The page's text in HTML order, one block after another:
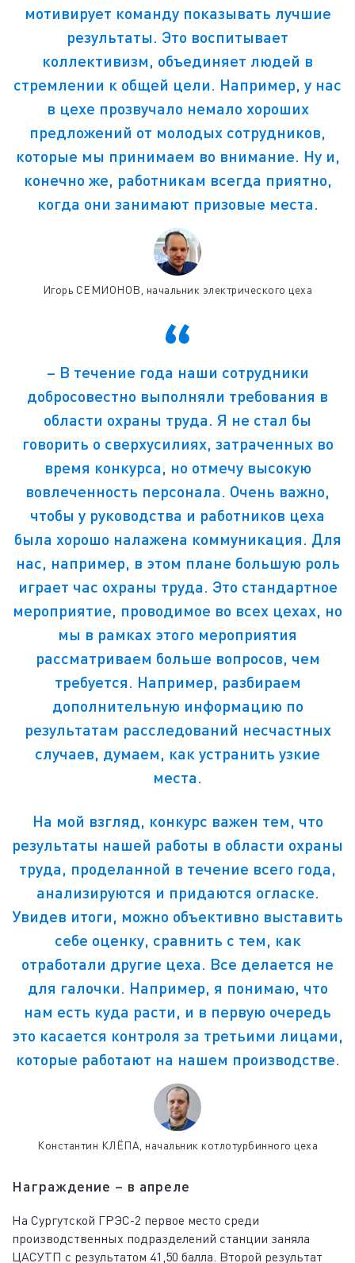
мотивирует команду показывать лучшие
результаты. Это воспитывает
коллективизм, объединяет людей в
стремлении к общей цели. Например, у нас
в цехе прозвучало немало хороших
предложений от молодых сотрудников,
которые мы принимаем во внимание. Ну и,
конечно же, работникам всегда приятно,
когда они занимают призовые места.
Игорь СЕМИОНОВ, начальник электрического цеха
– В течение года наши сотрудники
добросовестно выполняли требования в
области охраны труда. Я не стал бы
говорить о сверхусилиях, затраченных во
время конкурса, но отмечу высокую
вовлеченность персонала. Очень важно,
чтобы у руководства и работников цеха
была хорошо налажена коммуникация. Для
нас, например, в этом плане большую роль
играет час охраны труда. Это стандартное
мероприятие, проводимое во всех цехах, но
мы в рамках этого мероприятия
рассматриваем больше вопросов, чем
требуется. Например, разбираем
дополнительную информацию по
результатам расследований несчастных
случаев, думаем, как устранить узкие
места.
На мой взгляд, конкурс важен тем, что
результаты нашей работы в области охраны
труда, проделанной в течение всего года,
анализируются и придаются огласке.
Увидев итоги, можно объективно выставить
себе оценку, сравнить с тем, как
отработали другие цеха. Все делается не
для галочки. Например, я понимаю, что
нам есть куда расти, и в первую очередь
это касается контроля за третьими лицами,
которые работают на нашем производстве.
Константин КЛЁПА, начальник котлотурбинного цеха
Награждение – в апреле
На Сургутской ГРЭС-2 первое место среди
производственных подразделений станции заняла
ЦАСУТП с результатом 41,50 балла. Второй результат